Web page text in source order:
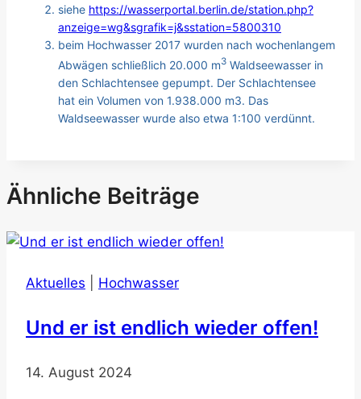
siehe https://wasserportal.berlin.de/station.php?
anzeige=wg&sgrafik=j&sstation=5800310
beim Hochwasser 2017 wurden nach wochenlangem
Abwägen schließlich 20.000 m3 Waldseewasser in
den Schlachtensee gepumpt. Der Schlachtensee
hat ein Volumen von 1.938.000 m3. Das
Waldseewasser wurde also etwa 1:100 verdünnt.
Ähnliche Beiträge
Aktuelles Hochwasser
Und er ist endlich wieder offen!
14. August 2024